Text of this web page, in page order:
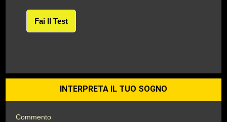
Fai Il Test
INTERPRETA IL TUO SOGNO
Commento